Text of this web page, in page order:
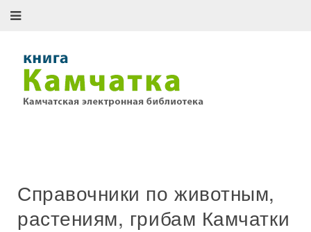
Справочники по животным,
растениям, грибам Камчатки